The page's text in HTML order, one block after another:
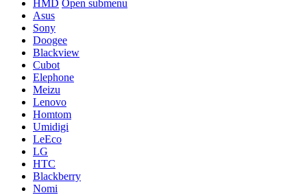
HMD Open submenu
Asus
Sony
Doogee
Blackview
Cubot
Elephone
Meizu
Lenovo
Homtom
Umidigi
LeEco
LG
HTC
Blackberry
Nomi